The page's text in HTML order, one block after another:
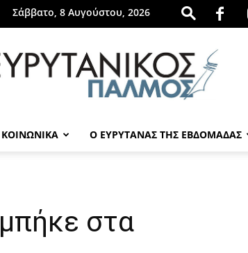
Σάββατο, 8 Αυγούστου, 2026
ΚΟΙΝΩΝΙΚΑ Ο ΕΥΡΥΤΑΝΑΣ ΤΗΣ ΕΒΔΟΜΑΔΑΣ
στα